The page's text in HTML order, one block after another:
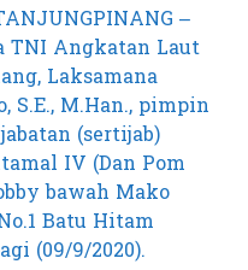
–
TNI Angkatan Laut
Laksamana
S.E., M.Han., pimpin
(sertijab)
IV (Dan Pom
bawah Mako
Batu Hitam
(09/9/2020).